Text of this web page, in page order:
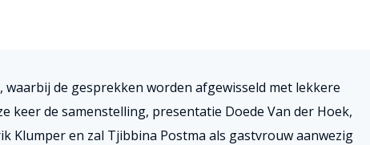
de gesprekken worden afgewisseld met lekkere
keer de samenstelling, presentatie Doede Van der Hoek,
Klumper en zal Tjibbina Postma als gastvrouw aanwezig